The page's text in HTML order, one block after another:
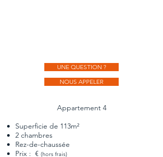
UNE QUESTION ?
NOUS APPELER
Appartement 4
Superficie de 113m²
2 chambres
Rez-de-chaussée
Prix : € (hors frais)